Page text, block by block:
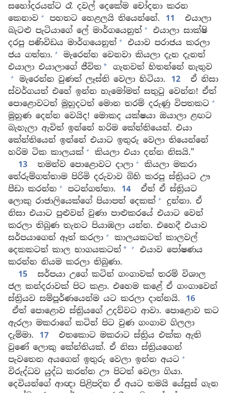
සහෝදරයන්ට රෑ දවල් දෙකේම චෝදනා කරන
කෙනාව + පහතට හෙළලයි තියෙන්නේ. 11
එයාලා
බැටළු පැටියාගේ ලේ මාර්ගයෙනුත් +
එයාලා සාක්ෂි
දරපු පණිවිඩය මාර්ගයෙනුත් +
එයාව පරාජය කරලා
ජය ගත්තා. +
මැරෙන්න වෙනවා කියලා දැන දැනත්
එයාලා එයාලාගේ ජීවිත * ගැනවත් හිතන්නේ නැතුව
+ මැරෙන්න වුණත් ලෑස්ති වෙලා හිටියා. 12
ඒ නිසා
ස්වර්ගයත් එහේ ඉන්න හැමෝමත් සතුටු වෙන්න! ඒත්
පොළොවටත් මුහුදටත් මොන තරම් දරුණු විපතකට +
මුහුණ දෙන්න වෙයිද! මොකද යක්ෂයා ඔයාලා ළඟට
බැහැලා ඇවිත් ඉන්නේ හරිම කේන්තියෙන්. එයා
කේන්තියෙන් ඉන්නේ එයාට ඉතුරු වෙලා තියෙන්නේ
හරිම ටික කාලයක් +
කියලා එයා දන්න නිසයි.”
13
තමන්ව පොළොවට දාලා +
කියලා මකරා
තේරුම්ගත්තාම පිරිමි දරුවාව බිහි කරපු ස්ත්‍රියට ඌ
පීඩා කරන්න + පටන්ගත්තා. 14
ඒත් ඒ ස්ත්‍රියට
ලොකු රාජාලියෙක්ගේ පියාපත් දෙකක් +
දුන්නා. ඒ
නිසා එයාට පුළුවන් වුණා පාළුකරයේ එයාට වෙන්
කරලා තිබුණ තැනට පියාඹලා යන්න. එහෙදී එයාව
සර්පයාගෙන් ඈත් කරලා +
කාලයකටත් කාලවල්
දෙකකටත් කාල භාගයකටත් * +
එයාව පෝෂණය
කරන්න නියම කරලා තිබුණා.
15
සර්පයා උගේ කටින් ගංගාවක් තරම් විශාල
ජල කන්දරාවක් පිට කළා. එහෙම කළේ ඒ ගංගාවෙන්
ස්ත්‍රියව සම්පූර්ණයෙන්ම යට කරලා දාන්නයි.
16
ඒත් පොළොව ස්ත්‍රියගේ උදව්වට ආවා. පොළොව කට
ඇරලා මකරාගේ කටින් පිට වුණ ගංගාව ගිලලා
දැම්මා.
17
එතකොට මකරාට ස්ත්‍රිය එක්ක ඇති
වුණේ ලොකු කේන්තියක්. ඒ නිසා ස්ත්‍රියගෙන්
පැවතෙන අයගෙන් ඉතුරු වෙලා ඉන්න අයට +
විරුද්ධව යුද්ධ කරන්න ඌ පිටත් වෙලා ගියා.
දෙවියන්ගේ ආඥා පිළිපදින ඒ අයට තමයි යේසුස් ගැන